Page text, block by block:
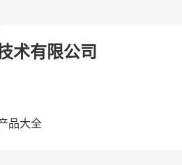
术有限公司
品大全